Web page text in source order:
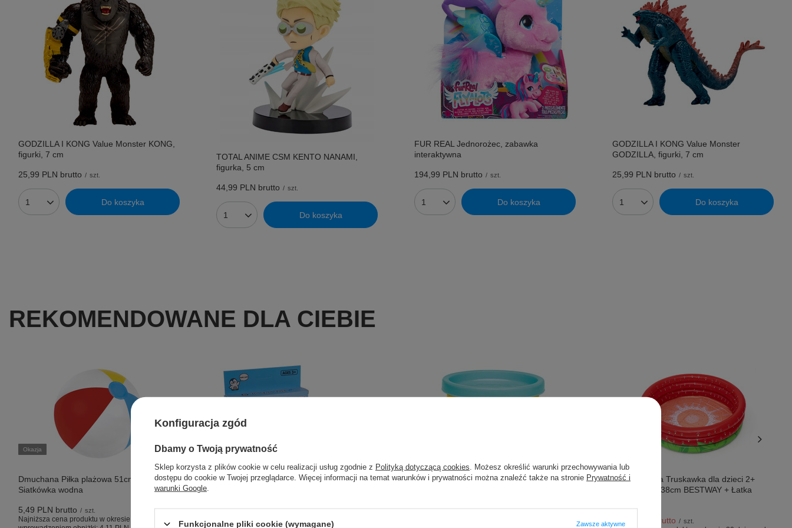
GODZILLA I KONG Value Monster KONG,
figurki, 7 cm
25,99 PLN brutto / szt.
Ilość produktów Do koszyka
TOTAL ANIME CSM KENTO NANAMI,
figurka, 5 cm
44,99 PLN brutto / szt.
Ilość produktów Do koszyka
FUR REAL Jednorożec, zabawka
interaktywna
194,99 PLN brutto / szt.
Ilość produktów Do koszyka
GODZILLA I KONG Value Monster
GODZILLA, figurki, 7 cm
25,99 PLN brutto / szt.
Ilość produktów Do koszyka
REKOMENDOWANE DLA CIEBIE
Okazja
Dmuchana Piłka plażowa 51cm BESTWAY
Siatkówka wodna
5,49 PLN brutto / szt.
Najniższa cena produktu w okresie 30 dni przed
Gra Logiczna Kółko i Krzyżyk Wersja MINI
Basen Słodka Truskawka dla dzieci 2+
Brodzik 168x38cm BESTWAY + Łatka
brutto / szt.
Konfiguracja zgód
Dbamy o Twoją prywatność
Sklep korzysta z plików cookie w celu realizacji usług zgodnie z Polityką dotyczącą cookies . Możesz określić warunki przechowywania lub
dostępu do cookie w Twojej przeglądarce. Więcej informacji na temat warunków i prywatności można znaleźć także na stronie Prywatność i
warunki Google
Funkcjonalne pliki cookie (wymagane) Zawsze aktywne